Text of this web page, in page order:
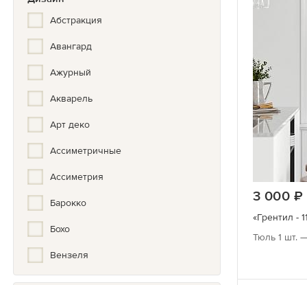
Золотой
Серебристый
Бронза
Абстракция
Авангард
Ажурный
Акварель
Арт деко
Ассиметричные
Ассиметрия
Барокко
Бохо
Вензеля
Вертикальная полоска
3 000
«Грентил -
Тюль 1 шт.